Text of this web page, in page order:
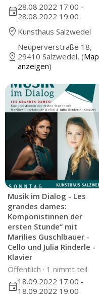
event28.08.2022 17:00 -
28.08.2022 19:00
where_to_vote Kunsthaus Salzwedel
pin_drop
Neuperverstraße 18,
29410 Salzwedel, (Map
anzeigen)
Musik im Dialog - Les
grandes dames:
Komponistinnen der
ersten Stunde“ mit
Marilies Guschlbauer -
Cello und Julia Rinderle -
Klavier
Öffentlich · 1 nimmt teil
event18.09.2022 17:00 -
18.09.2022 19:00